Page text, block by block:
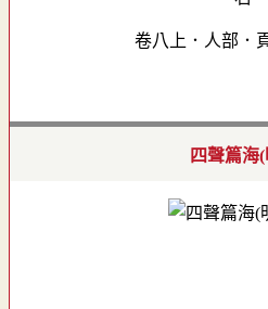
卷八上．人部．
四聲篇海